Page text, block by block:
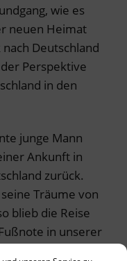
wie es
neuen Heimat
Deutschland
Perspektive
in den
junge Mann
Ankunft in
zurück.
Träume von
blieb die Reise
in unserer